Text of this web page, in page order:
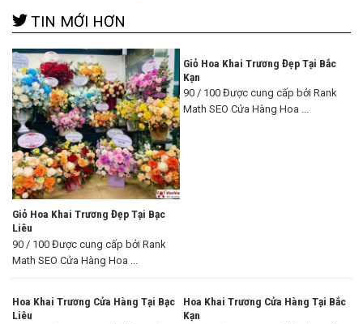
TIN MỚI HƠN
Giỏ Hoa Khai Trương Đẹp Tại Bạc
Liêu
90 / 100 Được cung cấp bởi Rank
Math SEO Cửa Hàng Hoa ...
Giỏ Hoa Khai Trương Đẹp Tại Bắc
Kạn
90 / 100 Được cung cấp bởi Rank
Math SEO Cửa Hàng Hoa ...
Hoa Khai Trương Cửa Hàng Tại Bạc
Liêu
Hoa Khai Trương Cửa Hàng Tại Bắc
Kạn